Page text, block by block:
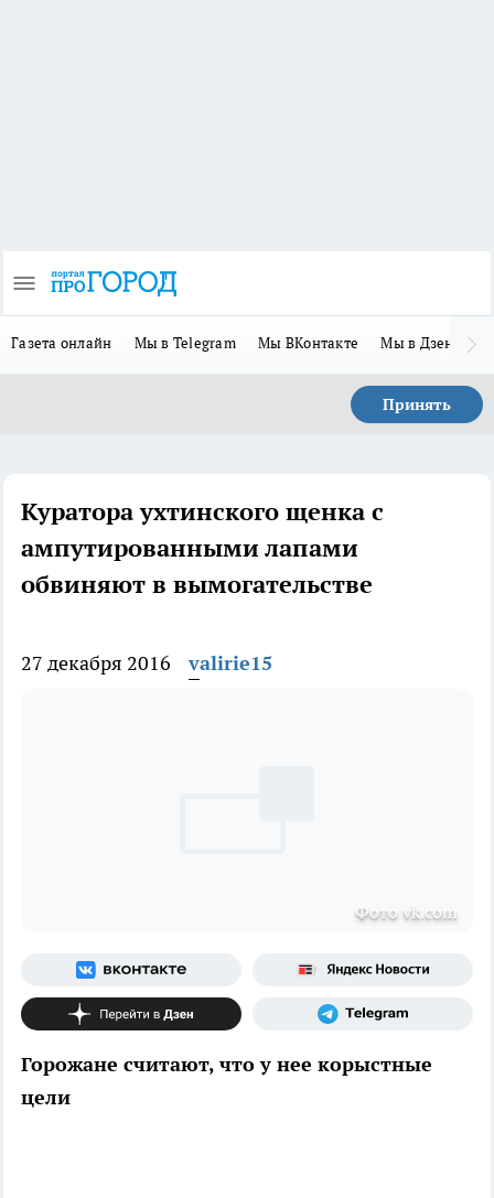
Газета онлайн Мы в Telegram Мы ВКонтакте Мы в Дзене
Принять
Куратора ухтинского щенка с
ампутированными лапами
обвиняют в вымогательстве
27 декабря 2016 valirie15
Фото vk.com
Горожане считают, что у нее корыстные
цели